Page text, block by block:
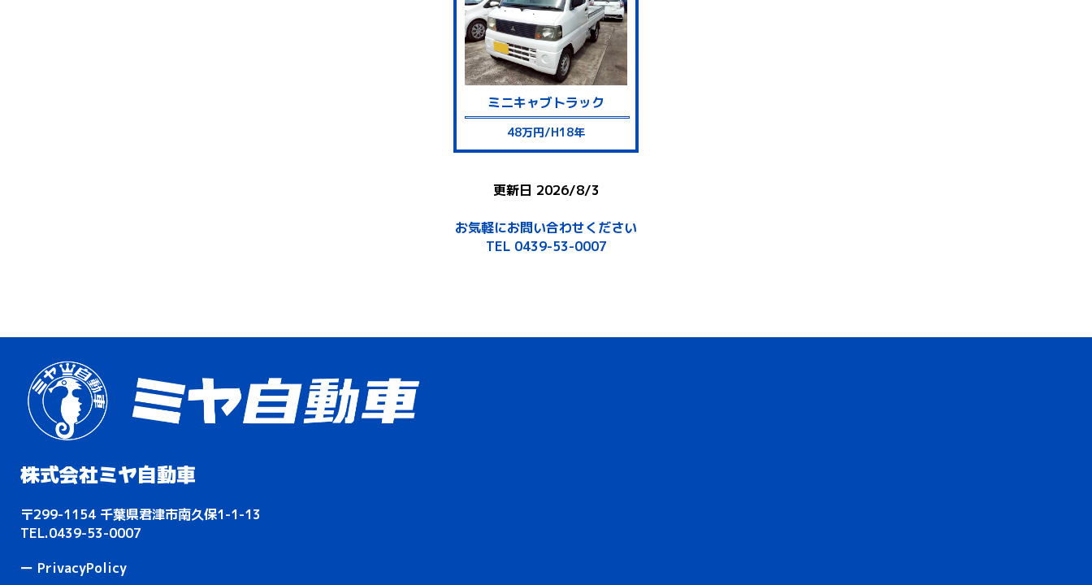
ミニキャブトラック
48万円/H18年
更新日 2026/8/3
お気軽にお問い合わせください
TEL 0439-53-0007
株式会社ミヤ自動車
〒299-1154 千葉県君津市南久保1-1-13
TEL.0439-53-0007
ー PrivacyPolicy